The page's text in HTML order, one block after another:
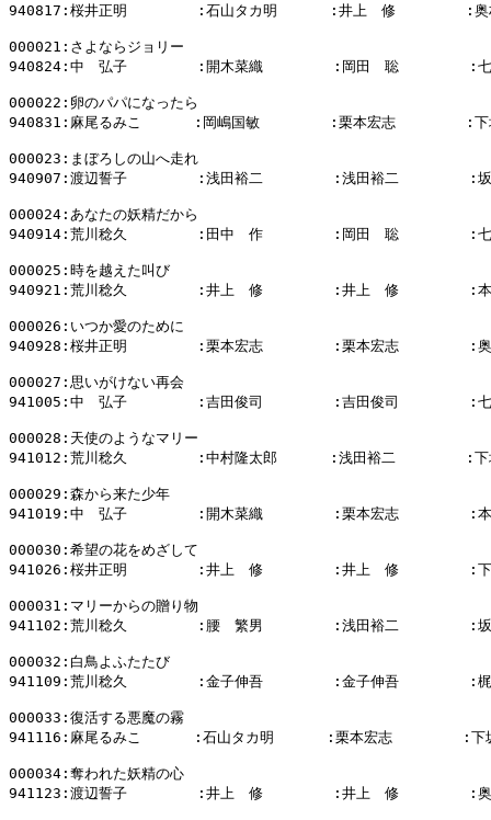
940817:桜井正明        :石山タカ明      :井上　修        :奥
000021:さよならジョリー
940824:中　弘子        :開木菜織        :岡田　聡        :七
000022:卵のパパになったら
940831:麻尾るみこ      :岡嶋国敏        :栗本宏志        :下
000023:まぼろしの山へ走れ
940907:渡辺誓子        :浅田裕二        :浅田裕二        :坂
000024:あなたの妖精だから
940914:荒川稔久        :田中　作        :岡田　聡        :七
000025:時を越えた叫び
940921:荒川稔久        :井上　修        :井上　修        :本
000026:いつか愛のために
940928:桜井正明        :栗本宏志        :栗本宏志        :奥
000027:思いがけない再会
941005:中　弘子        :吉田俊司        :吉田俊司        :七
000028:天使のようなマリー
941012:荒川稔久        :中村隆太郎      :浅田裕二        :下
000029:森から来た少年
941019:中　弘子        :開木菜織        :栗本宏志        :本
000030:希望の花をめざして
941026:桜井正明        :井上　修        :井上　修        :下
000031:マリーからの贈り物
941102:荒川稔久        :腰　繁男        :浅田裕二        :坂
000032:白鳥よふたたび
941109:荒川稔久        :金子伸吾        :金子伸吾        :梶
000033:復活する悪魔の霧
941116:麻尾るみこ      :石山タカ明      :栗本宏志        :下
000034:奪われた妖精の心
941123:渡辺誓子        :井上　修        :井上　修        :奥